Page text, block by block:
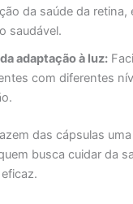
da saúde da retina,
saudável.
adaptação à luz:
com diferentes
das cápsulas
busca cuidar da